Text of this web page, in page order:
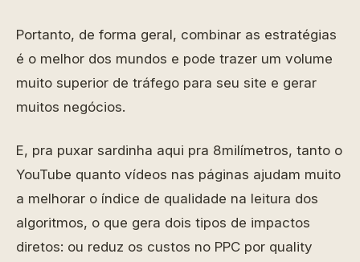
Portanto, de forma geral, combinar as estratégias
é o melhor dos mundos e pode trazer um volume
muito superior de tráfego para seu site e gerar
muitos negócios.
E, pra puxar sardinha aqui pra 8milímetros, tanto o
YouTube quanto vídeos nas páginas ajudam muito
a melhorar o índice de qualidade na leitura dos
algoritmos, o que gera dois tipos de impactos
diretos: ou reduz os custos no PPC por quality